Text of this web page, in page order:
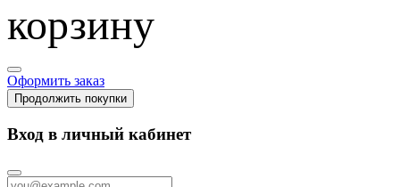
корзину
Оформить заказ
Продолжить покупки
Вход в личный кабинет